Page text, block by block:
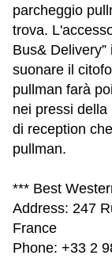
parcheggio
trova.
Bus&
suonare il
pullman farà
nei pressi
di reception
pullman.
*** Best
Address: 247
France
Phone: +33 2